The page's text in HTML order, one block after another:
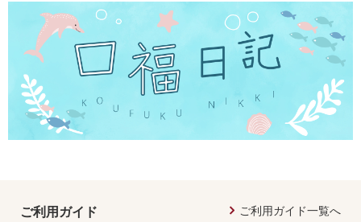
ご利用ガイド ご利用ガイド一覧へ